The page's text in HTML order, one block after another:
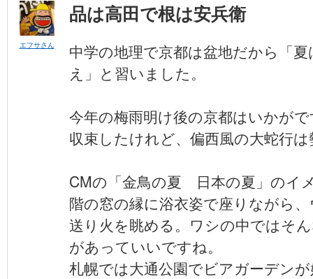
エフサさん
品は高田で根は安兵衛
中学の地理で京都は盆地だから「
え」と習いました。
今年の梅雨明け後の京都はいかが
収束したけれど、偏西風の大蛇行
CMの「金鳥の夏 日本の夏」のイ
階の窓の縁に浴衣姿で座りながら
送り火を眺める。ワシの中ではそ
があっていいですね。
札幌では大通公園でビアガーデン